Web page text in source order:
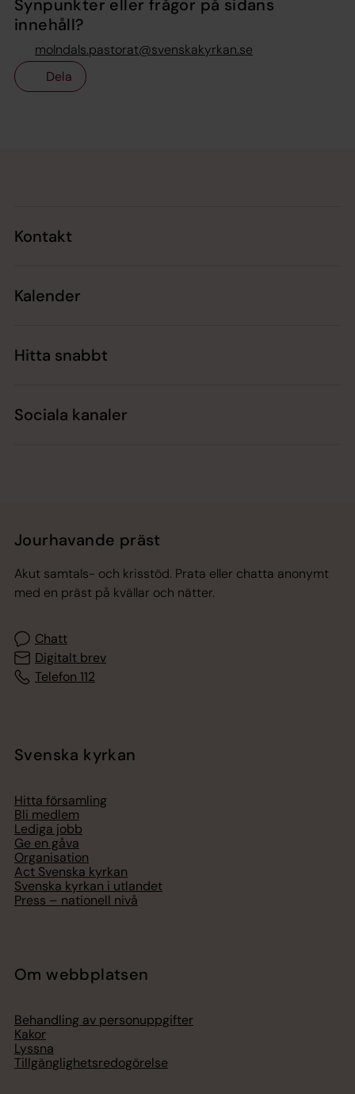
Synpunkter eller frågor på sidans
innehåll?
molndals.pastorat@svenskakyrkan.se
Dela
Kontakt
Kalender
Hitta snabbt
Sociala kanaler
Jourhavande präst
Akut samtals- och krisstöd. Prata eller chatta anonymt
med en präst på kvällar och nätter.
Chatt
Digitalt brev
Telefon 112
Svenska kyrkan
Hitta församling
Bli medlem
Lediga jobb
Ge en gåva
Organisation
Act Svenska kyrkan
Svenska kyrkan i utlandet
Press – nationell nivå
Om webbplatsen
Behandling av personuppgifter
Kakor
Lyssna
Tillgänglighetsredogörelse